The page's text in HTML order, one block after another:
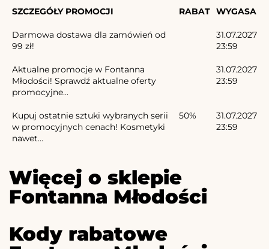
SZCZEGÓŁY PROMOCJI RABAT WYGASA
Darmowa dostawa dla zamówień od
99 zł!
31.07.2027
23:59
Aktualne promocje w Fontanna
Młodości! Sprawdź aktualne oferty
promocyjne...
31.07.2027
23:59
Kupuj ostatnie sztuki wybranych serii
w promocyjnych cenach! Kosmetyki
nawet...
50%
31.07.2027
23:59
Więcej o sklepie
Fontanna Młodości
Kody rabatowe